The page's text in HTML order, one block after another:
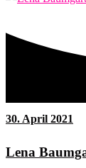
30. April 2021
Lena